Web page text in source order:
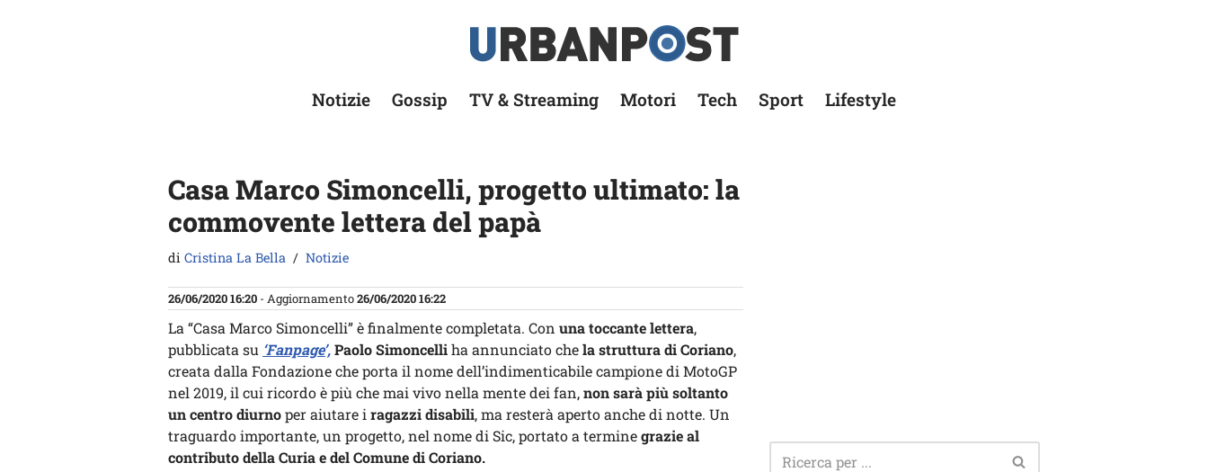
Notizie Gossip TV & Streaming Motori Tech Sport Lifestyle
Casa Marco Simoncelli, progetto ultimato: la
commovente lettera del papà
di Cristina La Bella Notizie
26/06/2020 16:20 - Aggiornamento26/06/2020 16:22
La “Casa Marco Simoncelli” è finalmente completata. Con una toccante lettera,
pubblicata su ‘Fanpage’,Paolo Simoncelliha annunciato chela struttura di Coriano,
creata dalla Fondazione che porta il nome dell’indimenticabile campione di MotoGP
nel 2019, il cui ricordo è più che mai vivo nella mente dei fan,non sarà più soltanto
un centro diurnoper aiutare i ragazzi disabili, ma resterà aperto anche di notte. Un
traguardo importante, un progetto, nel nome di Sic, portato a terminegrazie al
contributo della Curia e del Comune di Coriano.